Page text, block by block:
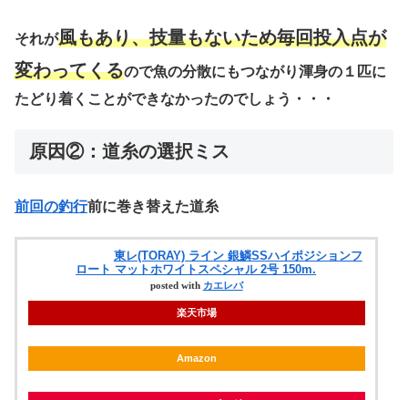
それが風もあり、技量もないため毎回投入点が
変わってくるので魚の分散にもつながり渾身の１匹に
たどり着くことができなかったのでしょう・・・
原因②：道糸の選択ミス
前回の釣行前に巻き替えた道糸
東レ(TORAY) ライン 銀鱗SSハイポジションフ
ロート マットホワイトスペシャル 2号 150m.
posted with カエレバ
楽天市場
Amazon